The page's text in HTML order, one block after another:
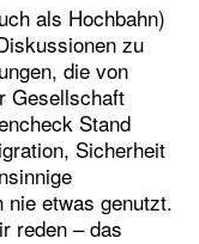
als Hochbahn)
zu
die von
Gesellschaft
Stand
Sicherheit
nie etwas genutzt.
reden – das